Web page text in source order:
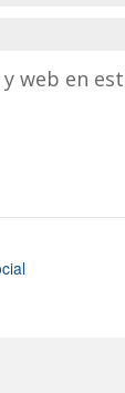
web en